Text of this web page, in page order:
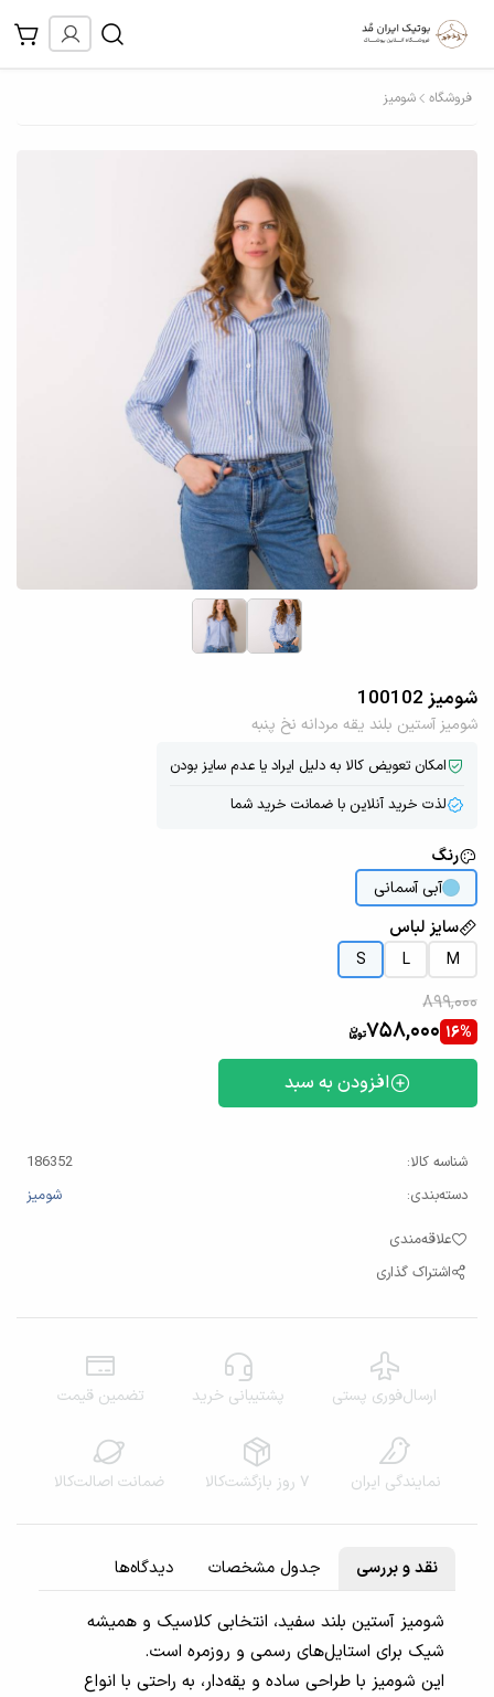
شومیز فروشگاه
شومیز 100102
شومیز آستین بلند یقه مردانه نخ پنبه
امکان تعویض کالا به دلیل ایراد یا عدم سایز بودن
لذت خرید آنلاین با ضمانت خرید شما
رنگ
آبی آسمانی
سایز لباس
M
L
S
16%
758,000
899,000
افزودن به سبد
شناسه کالا:
186352
دسته‌بندی:
شومیز
علاقه‌مندی
اشتراک گذاری
ارسال‌فوری پستی پشتیبانی خرید تضمین قیمت
نمایندگی‌ ایران ۷ روز بازگشت‌کالا ضمانت اصالت‌کالا
نقد و بررسی جدول مشخصات دیدگاه‌ها
شومیز آستین بلند سفید، انتخابی کلاسیک و همیشه
شیک برای استایل‌های رسمی و روزمره است.
این شومیز با طراحی ساده و یقه‌دار، به راحتی با انواع